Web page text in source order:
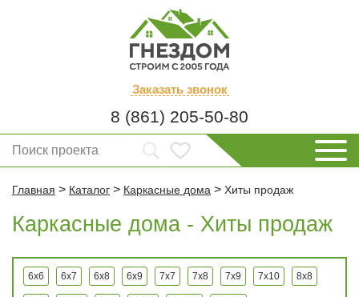
Заказать звонок
8 (861) 205-50-80
Главная > Каталог > Каркасные дома > Хиты продаж
Каркасные дома - Хиты продаж
6x6 6x7 6x8 6x9 7x7 7x8 7x9 7x10 8x8